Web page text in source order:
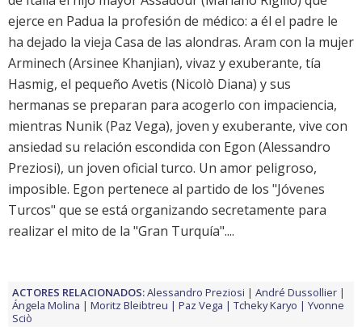
ejerce en Padua la profesión de médico: a él el padre le
ha dejado la vieja Casa de las alondras. Aram con la mujer
Arminech (Arsinee Khanjian), vivaz y exuberante, tía
Hasmig, el pequeño Avetis (Nicolò Diana) y sus
hermanas se preparan para acogerlo con impaciencia,
mientras Nunik (Paz Vega), joven y exuberante, vive con
ansiedad su relación escondida con Egon (Alessandro
Preziosi), un joven oficial turco. Un amor peligroso,
imposible. Egon pertenece al partido de los "Jóvenes
Turcos" que se está organizando secretamente para
realizar el mito de la "Gran Turquía"....
ACTORES RELACIONADOS:Alessandro Preziosi
André Dussollier
Ángela Molina
Moritz Bleibtreu Paz Vega Tcheky Karyo
Yvonne
Sciò